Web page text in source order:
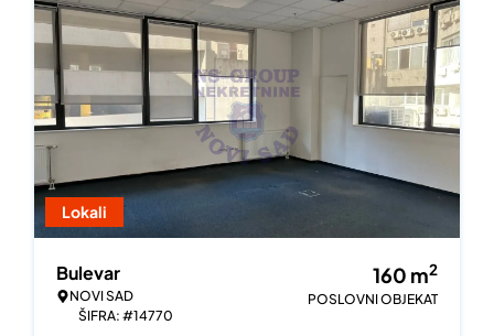
Lokali
Bulevar
NOVI SAD
ŠIFRA: #14770
160 m2
POSLOVNI OBJEKAT